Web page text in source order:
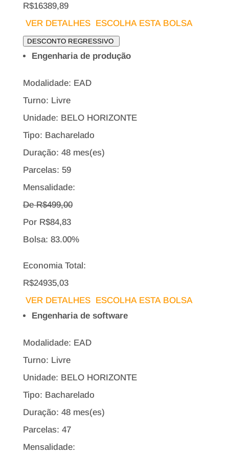
R$16389,89
VER DETALHES ESCOLHA ESTA BOLSA
DESCONTO REGRESSIVO
Engenharia de produção
Modalidade: EAD
Turno: Livre
Unidade: BELO HORIZONTE
Tipo: Bacharelado
Duração: 48 mes(es)
Parcelas: 59
Mensalidade:
De R$499,00
Por R$84,83
Bolsa: 83.00%
Economia Total:
R$24935,03
VER DETALHES ESCOLHA ESTA BOLSA
Engenharia de software
Modalidade: EAD
Turno: Livre
Unidade: BELO HORIZONTE
Tipo: Bacharelado
Duração: 48 mes(es)
Parcelas: 47
Mensalidade: